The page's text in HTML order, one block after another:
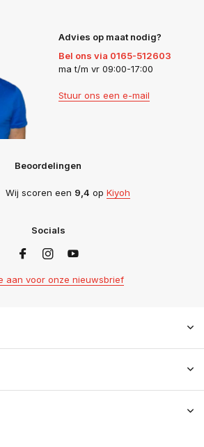
Advies op maat nodig?
Bel ons via 0165-512603
ma t/m vr 09:00-17:00
Stuur ons een e-mail
Beoordelingen
Wij scoren een 9,4 op Kiyoh
Socials
aan voor onze nieuwsbrief